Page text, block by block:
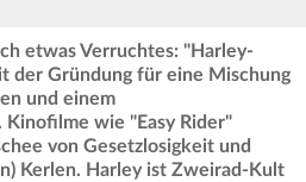
etwas Verruchtes: "Harley-
der Gründung für eine Mischung
und einem
wie "Easy Rider"
von Gesetzlosigkeit und
Kerlen. Harley ist Zweirad-Kult